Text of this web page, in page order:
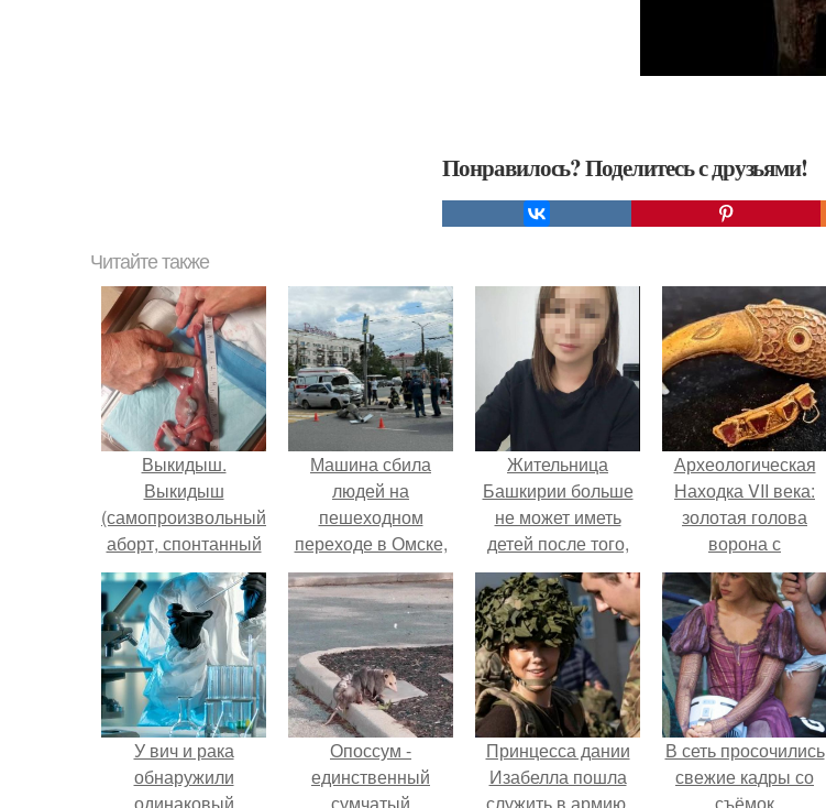
Понравилось? Поделитесь с друзьями!
Читайте также
Выкидыш.
Выкидыш
(самопроизвольный
аборт, спонтанный
аборт ) -
самопроизвольное
патологическое
прерывание
беременности.
Машина сбила
людей на
пешеходном
переходе в Омске,
пострадали 8
человек.
Жительница
Башкирии больше
не может иметь
детей после того,
как медики сделали
ей аборт на шестом
месяце
беременности и
оставили в матке
плаценту.
Археологическая
Находка VII века:
золотая голова
ворона с
гранатами.
У вич и рака
обнаружили
Опоссум -
единственный
Принцесса дании
Изабелла пошла
В сеть просочились
свежие кадры со